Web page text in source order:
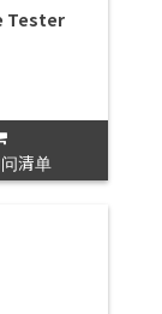
Tester
清单